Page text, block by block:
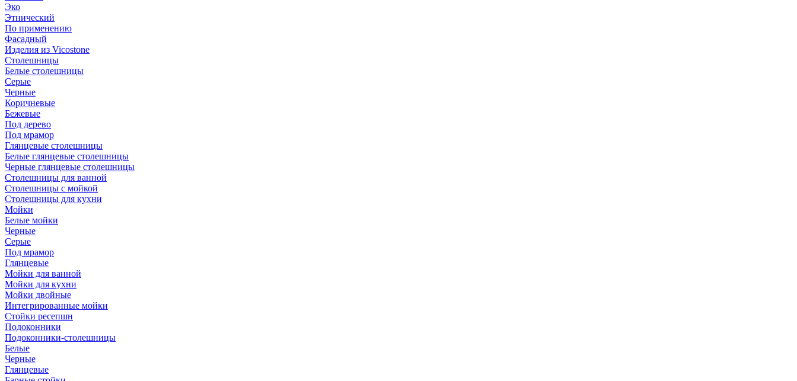
Эко
Этнический
По применению
Фасадный
Изделия из Vicostone
Столешницы
Белые столешницы
Серые
Черные
Коричневые
Бежевые
Под дерево
Под мрамор
Глянцевые столешницы
Белые глянцевые столешницы
Черные глянцевые столешницы
Столешницы для ванной
Столешницы с мойкой
Столешницы для кухни
Мойки
Белые мойки
Черные
Серые
Под мрамор
Глянцевые
Мойки для ванной
Мойки для кухни
Мойки двойные
Интегрированные мойки
Стойки ресепшн
Подоконники
Подоконники-столешницы
Белые
Черные
Глянцевые